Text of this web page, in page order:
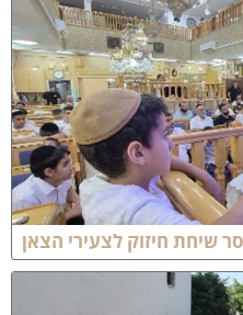
חיזוק לצעירי הצאן